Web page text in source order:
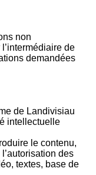
non
de
demandées
de Landivisiau
intellectuelle
le contenu,
des
textes, base de